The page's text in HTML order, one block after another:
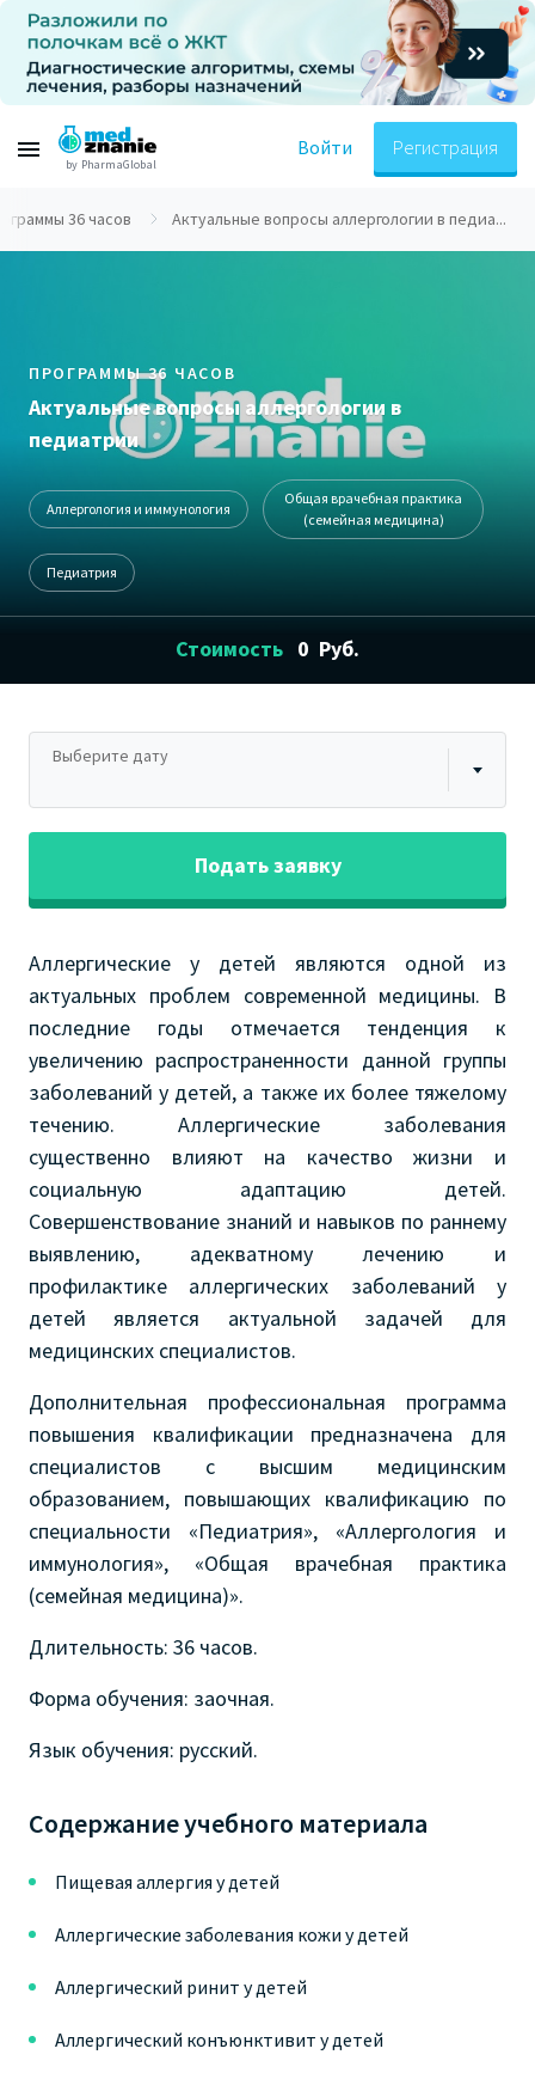
by PharmaGlobal
Войти Регистрация
36 часов Актуальные вопросы аллергологии в педиа...
ПРОГРАММЫ 36 ЧАСОВ
Актуальные вопросы аллергологии в
педиатрии
Аллергология и иммунология
Общая врачебная практика
(семейная медицина)
Педиатрия
Стоимость 0 Руб.
Выберите дату
Подать заявку
Аллергические у детей являются одной из
актуальных проблем современной медицины. В
последние годы отмечается тенденция к
увеличению распространенности данной группы
заболеваний у детей, а также их более тяжелому
течению. Аллергические заболевания
существенно влияют на качество жизни и
социальную адаптацию детей.
Совершенствование знаний и навыков по раннему
выявлению, адекватному лечению и
профилактике аллергических заболеваний у
детей является актуальной задачей для
медицинских специалистов.
Дополнительная профессиональная программа
повышения квалификации предназначена для
специалистов с высшим медицинским
образованием, повышающих квалификацию по
специальности «Педиатрия», «Аллергология и
иммунология», «Общая врачебная практика
(семейная медицина)».
Длительность: 36 часов.
Форма обучения: заочная.
Язык обучения: русский.
Содержание учебного материала
Пищевая аллергия у детей
Аллергические заболевания кожи у детей
Аллергический ринит у детей
Аллергический конъюнктивит у детей